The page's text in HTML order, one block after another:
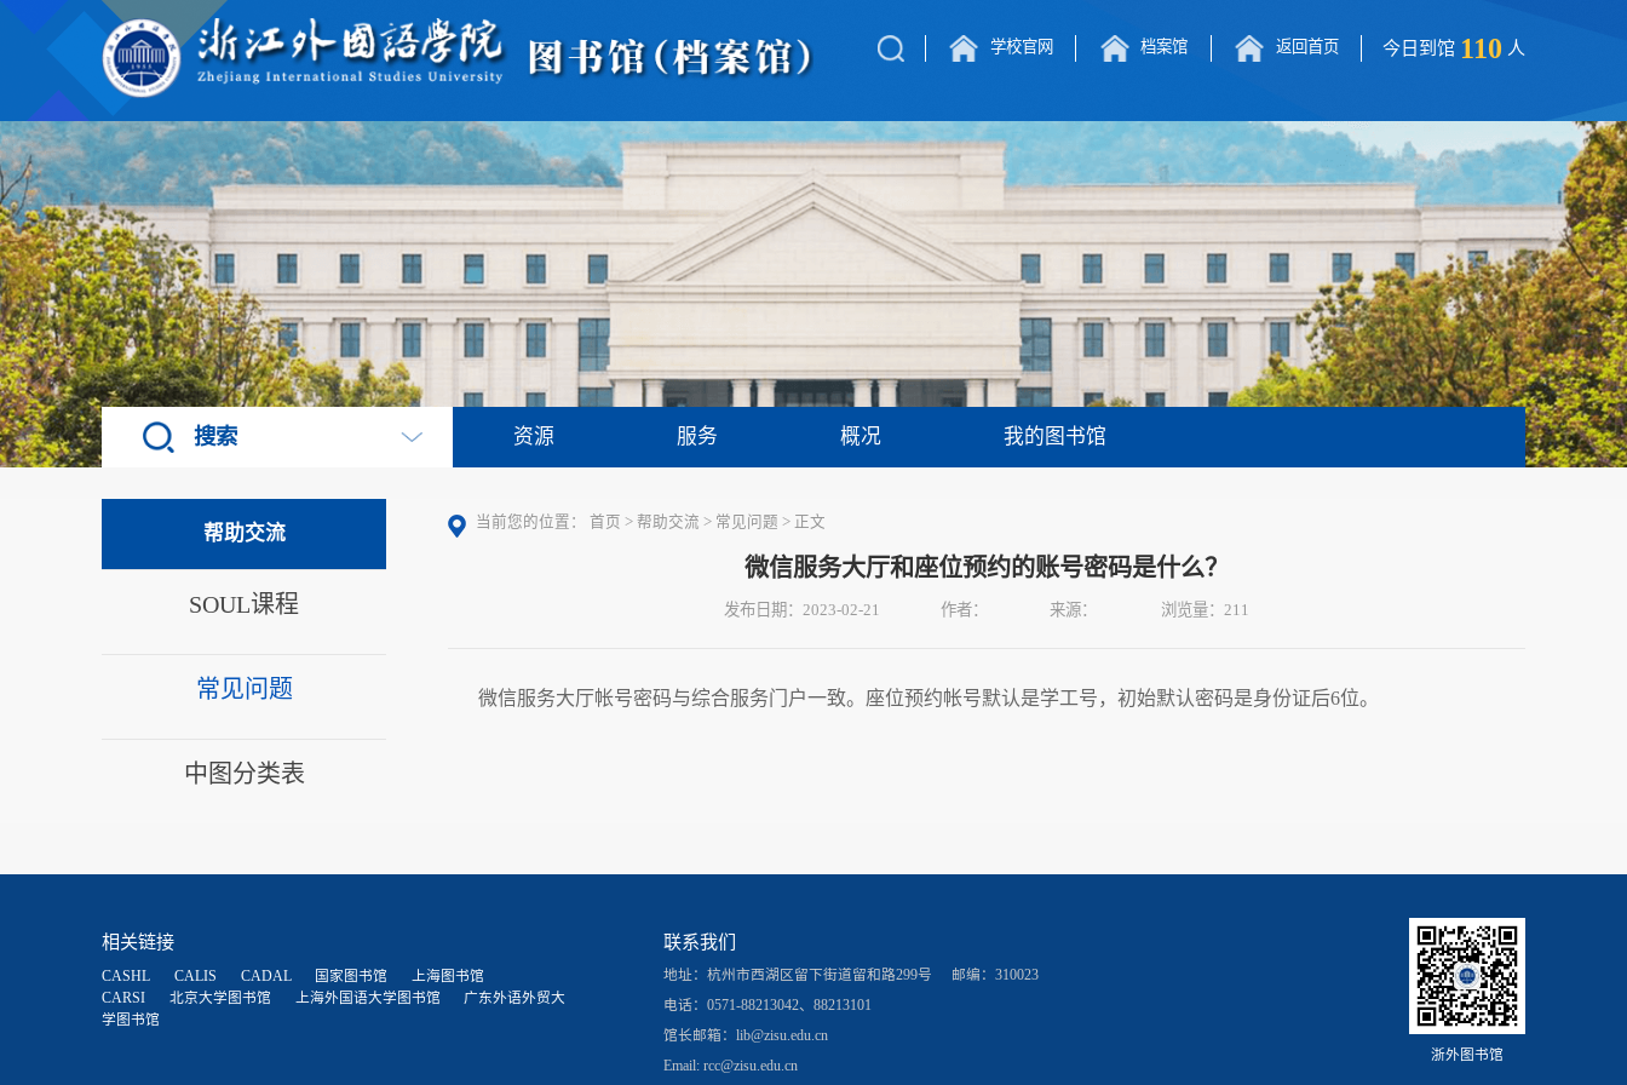
学校官网 档案馆 返回首页 今日到馆 110 人
搜索 资源 服务 概况 我的图书馆
帮助交流
SOUL课程
常见问题
中图分类表
当前您的位置： 首页 > 帮助交流 > 常见问题 > 正文
微信服务大厅和座位预约的账号密码是什么？
发布日期：2023-02-21 作者： 来源： 浏览量： 211
微信服务大厅帐号密码与综合服务门户一致。座位预约帐号默认是学工号，初始默认密码是身份证后6位。
相关链接
CASHL CALIS CADAL 国家图书馆
上海图书馆
CARSI
北京大学图书馆 上海外国语大学图书馆
广东外语外贸大
学图书馆
联系我们
地址：杭州市西湖区留下街道留和路299号
邮编：310023
电话：0571-88213042、88213101
馆长邮箱： lib@zisu.edu.cn
Email: rcc@zisu.edu.cn
浙外图书馆